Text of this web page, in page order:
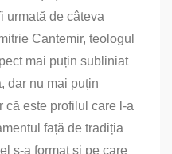
urmată de câteva
Cantemir, teologul
mai puțin subliniat
dar nu mai puțin
că este profilul care l‑a
față de tradiția
s‑a format și pe care